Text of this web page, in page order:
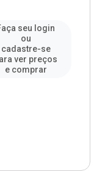
seu login
ou
cadastre-se
ver preços
e comprar